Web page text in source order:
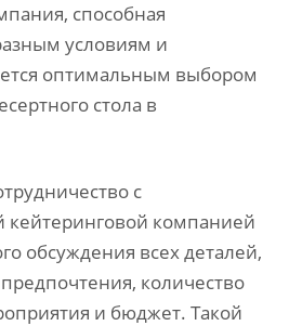
способная
условиям и
оптимальным выбором
стола в
с
кейтеринговой компанией
обсуждения всех деталей‚
количество
и бюджет. Такой